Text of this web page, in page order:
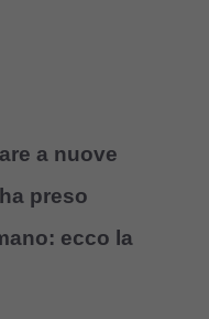
a nuove
preso
ecco la